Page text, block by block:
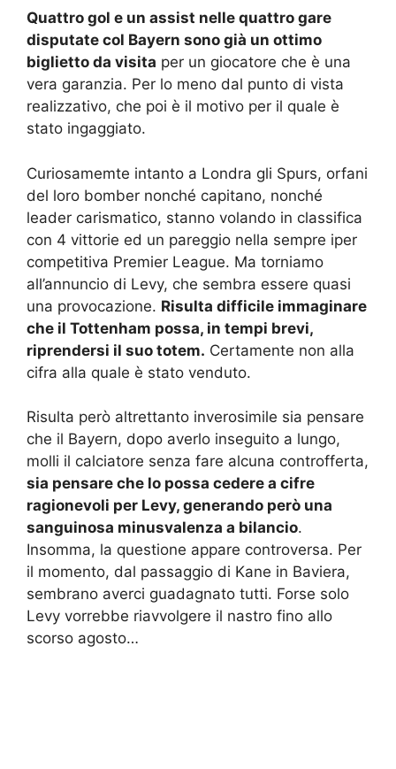
Quattro gol e un assist nelle quattro gare
disputate col Bayern sono già un ottimo
biglietto da visita per un giocatore che è una
vera garanzia. Per lo meno dal punto di vista
realizzativo, che poi è il motivo per il quale è
stato ingaggiato.
Curiosamemte intanto a Londra gli Spurs, orfani
del loro bomber nonché capitano, nonché
leader carismatico, stanno volando in classifica
con 4 vittorie ed un pareggio nella sempre iper
competitiva Premier League. Ma torniamo
all’annuncio di Levy, che sembra essere quasi
una provocazione. Risulta difficile immaginare
che il Tottenham possa, in tempi brevi,
riprendersi il suo totem. Certamente non alla
cifra alla quale è stato venduto.
Risulta però altrettanto inverosimile sia pensare
che il Bayern, dopo averlo inseguito a lungo,
molli il calciatore senza fare alcuna controfferta,
sia pensare che lo possa cedere a cifre
ragionevoli per Levy, generando però una
sanguinosa minusvalenza a bilancio.
Insomma, la questione appare controversa. Per
il momento, dal passaggio di Kane in Baviera,
sembrano averci guadagnato tutti. Forse solo
Levy vorrebbe riavvolgere il nastro fino allo
scorso agosto…